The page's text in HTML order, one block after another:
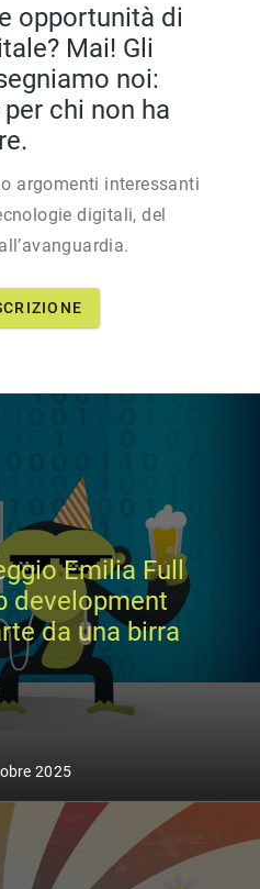
opportunità di
Mai! Gli
noi:
chi non ha
argomenti interessanti
digitali, del
Emilia Full
development
da una birra
2025